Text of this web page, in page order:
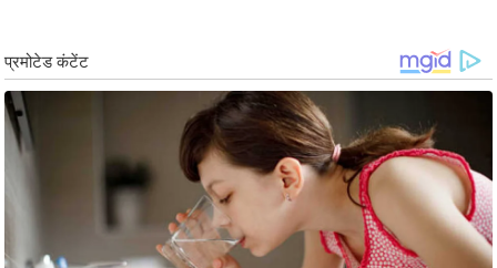
मा
भू
मि
ए